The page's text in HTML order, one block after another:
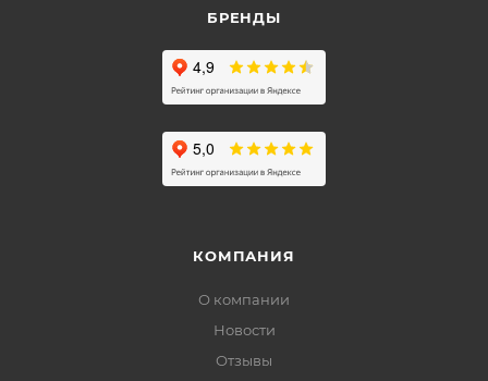
БРЕНДЫ
КОМПАНИЯ
О компании
Новости
Отзывы